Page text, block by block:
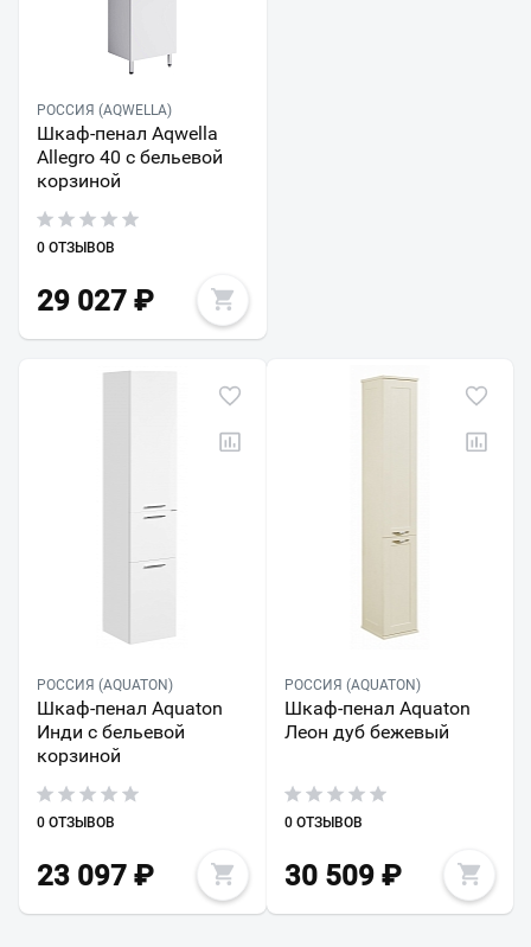
РОССИЯ (AQWELLA)
Шкаф-пенал Aqwella
Allegro 40 с бельевой
корзиной
0 ОТЗЫВОВ
29 027 ₽
РОССИЯ (AQUATON)
Шкаф-пенал Aquaton
Инди с бельевой
корзиной
0 ОТЗЫВОВ
23 097 ₽
РОССИЯ (AQUATON)
Шкаф-пенал Aquaton
Леон дуб бежевый
0 ОТЗЫВОВ
30 509₽